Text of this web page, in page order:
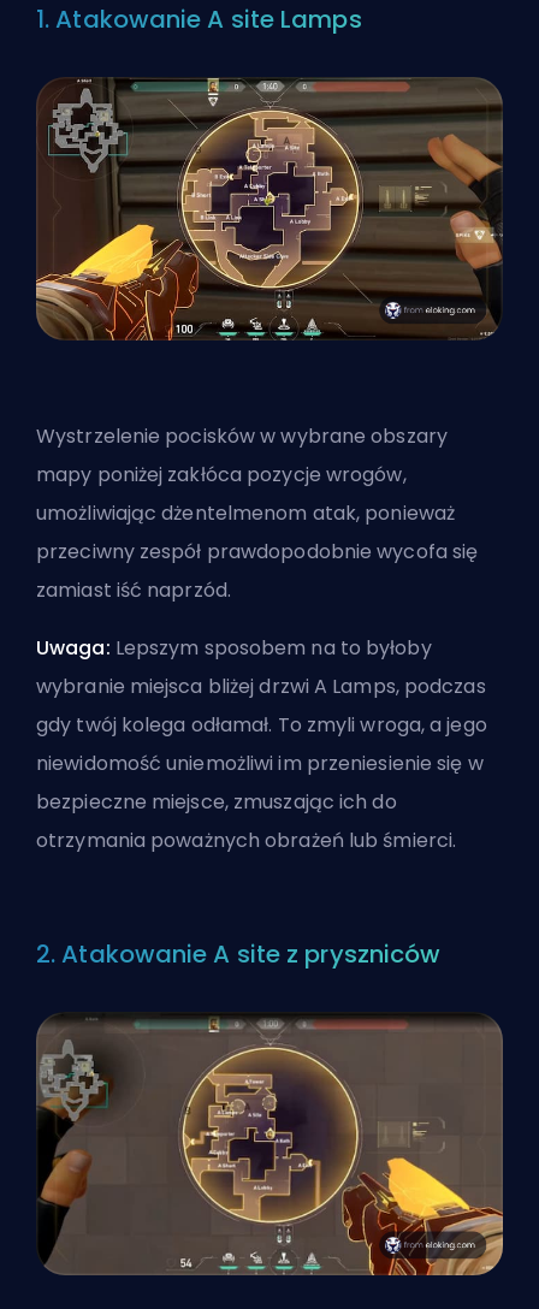
1. Atakowanie A site Lamps
Wystrzelenie pocisków w wybrane obszary
mapy poniżej zakłóca pozycje wrogów,
umożliwiając dżentelmenom atak, ponieważ
przeciwny zespół prawdopodobnie wycofa się
zamiast iść naprzód.
Uwaga: Lepszym sposobem na to byłoby
wybranie miejsca bliżej drzwi A Lamps, podczas
gdy twój kolega odłamał. To zmyli wroga, a jego
niewidomość uniemożliwi im przeniesienie się w
bezpieczne miejsce, zmuszając ich do
otrzymania poważnych obrażeń lub śmierci.
2. Atakowanie A site z pryszniców